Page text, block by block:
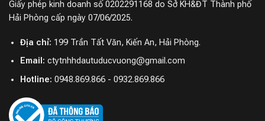
Giấy phép kinh doanh số 0202291168 do Sở KH&ĐT Thành phố
Hải Phòng cấp ngày 07/06/2025.
Địa chỉ: 199 Trần Tất Văn, Kiến An, Hải Phòng.
Email: ctytnhhdautuducvuong@gmail.com
Hotline: 0948.869.866 - 0932.869.866